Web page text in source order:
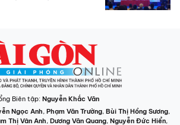
Biên tập: Nguyễn Khắc Văn
Ngọc Anh, Phạm Văn Trường, Bùi Thị Hồng Sương,
Thị Vân Anh, Dương Văn Quang, Nguyễn Đức Hiển,